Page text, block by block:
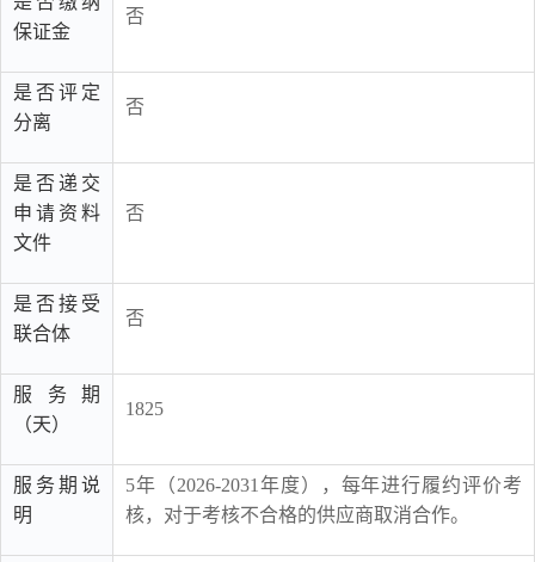
保证金
否
是否评定
分离
否
是否递交
申请资料
文件
否
是否接受
联合体
否
服务期
（天）
1825
服务期说
明
5年（2026-2031年度），每年进行履约评价考
核，对于考核不合格的供应商取消合作。